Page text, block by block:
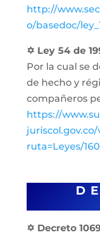
http://
o/basedoc/
✡ Ley 54 de
Por la cual se
de hecho y
compañeros
https://
ruta=Leyes/
✡ Decreto